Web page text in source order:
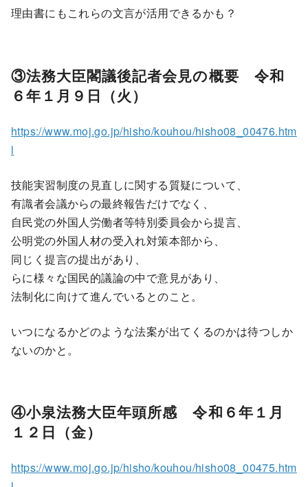
理由書にもこれらの文言が活用できるかも？
③法務大臣閣議後記者会見の概要 令和
６年１月９日（火）
https://www.moj.go.jp/hisho/kouhou/hisho08_00476.htm
l
技能実習制度の見直しに関する質疑について、
有識者会議からの最終報告だけでなく、
自民党の外国人労働者等特別委員会から提言、
公明党の外国人材の受入れ対策本部から、
同じく提言の提出があり、
らに様々な国民的議論の中で意見があり、
法制化に向けて進んでいるとのこと。
いつになるかどのような法案が出てくるのかは待つしか
ないのかと。
④小泉法務大臣年頭所感 令和６年１月
１２日（金）
https://www.moj.go.jp/hisho/kouhou/hisho08_00475.htm